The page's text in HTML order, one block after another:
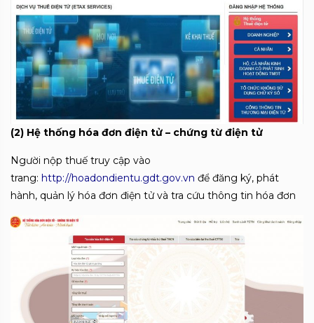
(2) Hệ thống hóa đơn điện tử – chứng từ điện tử
Người nộp thuế truy cập vào
trang: http://hoadondientu.gdt.gov.vn để đăng ký, phát
hành, quản lý hóa đơn điện tử và tra cứu thông tin hóa đơn